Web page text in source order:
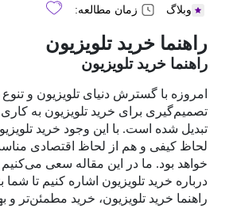
وبلاگ زمان مطالعه:
راهنما خرید تلویزیون
راهنما خرید تلویزیون
امروزه با گسترش دنیای تلویزیون و
تصمیم‌گیری برای خرید تلویزیون به کاری
تبدیل شده است. با این وجود خرید
لحاظ کیفی و هم از لحاظ اقتصادی
خواهد بود. ما در این مقاله سعی
درباره خرید تلویزیون اشاره کنیم تا شما
راهنما خرید تلویزیون، خرید مطمئن‌تر و